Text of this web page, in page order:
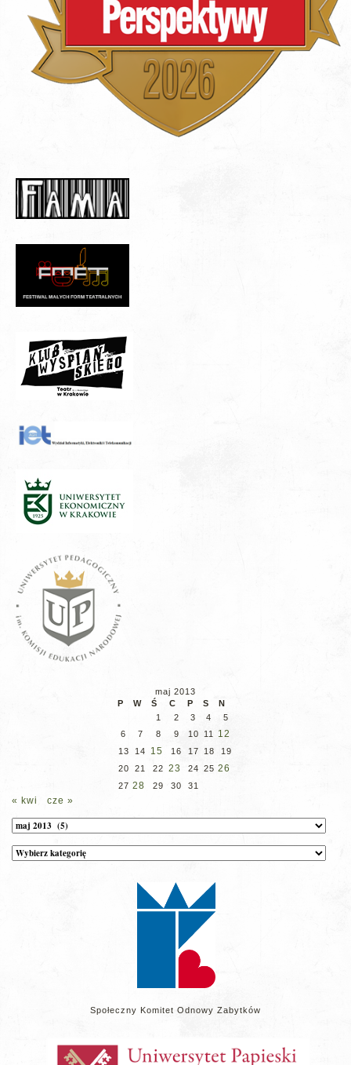
maj 2013
P
W Ś C P S
N
1
2 3 4
5
6
7 8 9 10 11 12
13 14 15 16 17 18
19
20
21 22 23 24 25 26
27 28 29 30 31
« kwi cze »
Archiwum
Kategorie
wpisów
Społeczny Komitet Odnowy Zabytków